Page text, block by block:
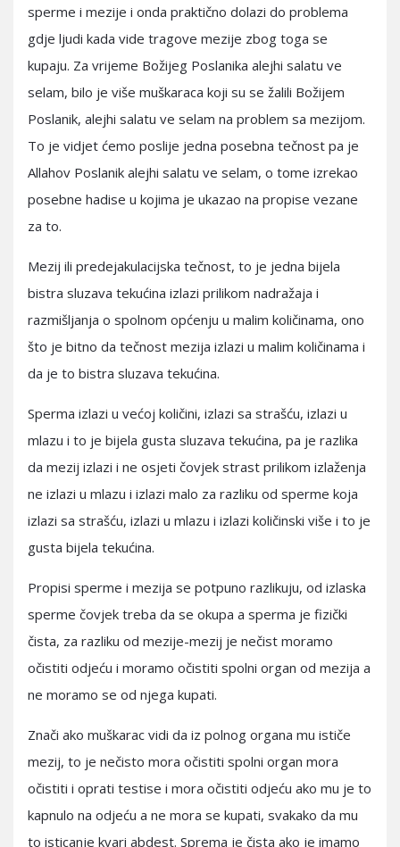
sperme i mezije i onda praktično dolazi do problema
gdje ljudi kada vide tragove mezije zbog toga se
kupaju. Za vrijeme Božijeg Poslanika alejhi salatu ve
selam, bilo je više muškaraca koji su se žalili Božijem
Poslanik, alejhi salatu ve selam na problem sa mezijom.
To je vidjet ćemo poslije jedna posebna tečnost pa je
Allahov Poslanik alejhi salatu ve selam, o tome izrekao
posebne hadise u kojima je ukazao na propise vezane
za to.
Mezij ili predejakulacijska tečnost, to je jedna bijela
bistra sluzava tekućina izlazi prilikom nadražaja i
razmišljanja o spolnom općenju u malim količinama, ono
što je bitno da tečnost mezija izlazi u malim količinama i
da je to bistra sluzava tekućina.
Sperma izlazi u većoj količini, izlazi sa strašću, izlazi u
mlazu i to je bijela gusta sluzava tekućina, pa je razlika
da mezij izlazi i ne osjeti čovjek strast prilikom izlaženja
ne izlazi u mlazu i izlazi malo za razliku od sperme koja
izlazi sa strašću, izlazi u mlazu i izlazi količinski više i to je
gusta bijela tekućina.
Propisi sperme i mezija se potpuno razlikuju, od izlaska
sperme čovjek treba da se okupa a sperma je fizički
čista, za razliku od mezije-mezij je nečist moramo
očistiti odjeću i moramo očistiti spolni organ od mezija a
ne moramo se od njega kupati.
Znači ako muškarac vidi da iz polnog organa mu ističe
mezij, to je nečisto mora očistiti spolni organ mora
očistiti i oprati testise i mora očistiti odjeću ako mu je to
kapnulo na odjeću a ne mora se kupati, svakako da mu
to isticanje kvari abdest. Sprema je čista ako je imamo